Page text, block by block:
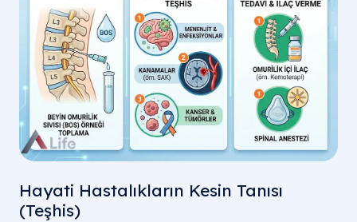
Hayati Hastalıkların Kesin Tanısı
(Teşhis)